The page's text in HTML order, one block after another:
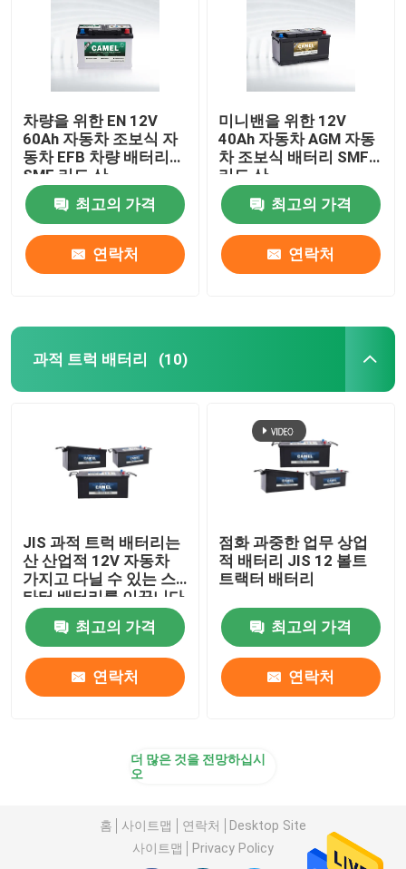
차량을 위한 EN 12V
60Ah 자동차 조보식 자
동차 EFB 차량 배터리
SMF 리드 산
최고의 가격
연락처
미니밴을 위한 12V
40Ah 자동차 AGM 자동
차 조보식 배터리 SMF
리드 산
최고의 가격
연락처
과적 트럭 배터리 (10)
JIS 과적 트럭 배터리는
산 산업적 12V 자동차
가지고 다닐 수 있는 스
타터 배터리를 이끕니다
최고의 가격
연락처
점화 과중한 업무 상업
적 배터리 JIS 12 볼트
트랙터 배터리
최고의 가격
연락처
더 많은 것을 전망하십시
오
홈 사이트맵 연락처
Desktop Site
사이트맵
Privacy Policy